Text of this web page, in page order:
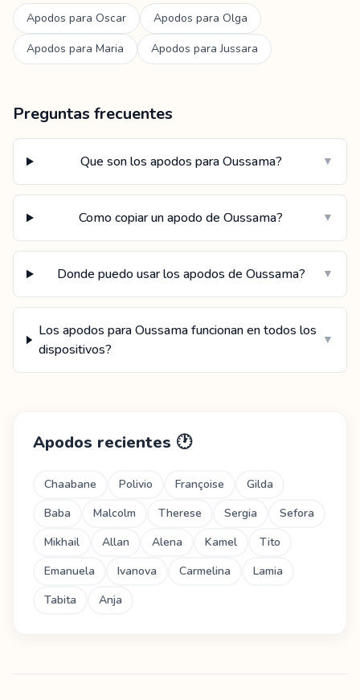
Apodos para Oscar Apodos para Olga
Apodos para Maria Apodos paraJussara
Preguntas frecuentes
Que son los apodos para Oussama? ▼
Como copiar un apodo de Oussama? ▼
Donde puedo usar los apodos de Oussama? ▼
Los apodos para Oussama funcionan en todos los
dispositivos?
▼
Apodos recientes 🕐
Chaabane Polivio Françoise
Gilda
Baba
Malcolm Therese Sergia
Sefora
Mikhail
Allan Alena Kamel
Tito
Emanuela
Ivanova Carmelina
Lamia
Tabita
Anja